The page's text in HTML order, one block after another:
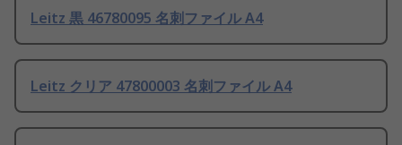
Leitz 黒 46780095 名刺ファイル A4
Leitz クリア 47800003 名刺ファイル A4